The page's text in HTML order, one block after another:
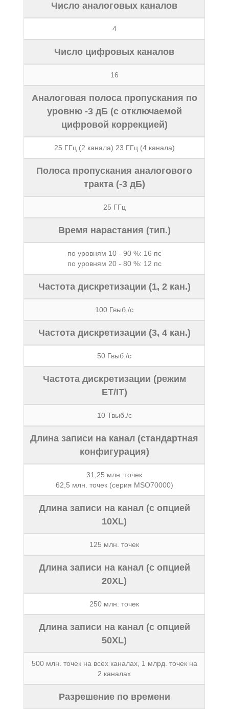
Число аналоговых каналов
4
Число цифровых каналов
16
Аналоговая полоса пропускания по
уровню -3 дБ (с отключаемой
цифровой коррекцией)
25 ГГц (2 канала) 23 ГГц (4 канала)
Полоса пропускания аналогового
тракта (-3 дБ)
25 ГГц
Время нарастания (тип.)
по уровням 10 - 90 %: 16 пс
по уровням 20 - 80 %: 12 пс
Частота дискретизации (1, 2 кан.)
100 Гвыб./с
Частота дискретизации (3, 4 кан.)
50 Гвыб./с
Частота дискретизации (режим
ET/IT)
10 Твыб./с
Длина записи на канал (стандартная
конфигурация)
31,25 млн. точек
62,5 млн. точек (серия MSO70000)
Длина записи на канал (с опцией
10XL)
125 млн. точек
Длина записи на канал (с опцией
20XL)
250 млн. точек
Длина записи на канал (с опцией
50XL)
500 млн. точек на всех каналах, 1 млрд. точек на
2 каналах
Разрешение по времени